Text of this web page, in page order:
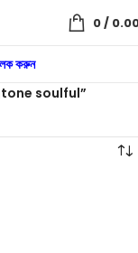
0/
করুন
soulful”